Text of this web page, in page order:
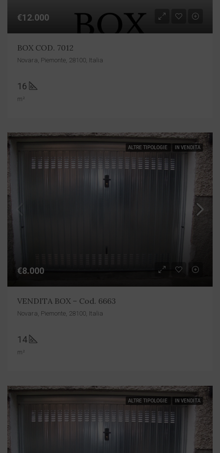
€12.000
BOX COD. 7012
Novara, Piemonte, 28100, Italia
16
m²
ALTRE TIPOLOGIE IN VENDITA
€8.000
VENDITA BOX – Cod. 6663
Novara, Piemonte, 28100, Italia
14
m²
ALTRE TIPOLOGIE IN VENDITA